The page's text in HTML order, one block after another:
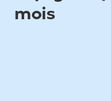
mois